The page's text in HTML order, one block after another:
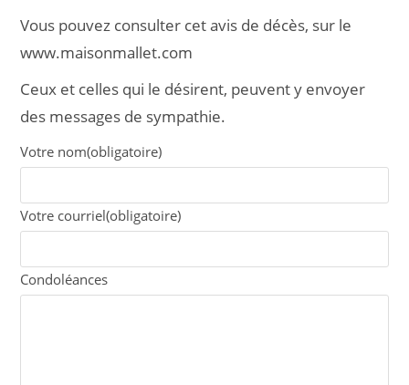
Vous pouvez consulter cet avis de décès, sur le
www.maisonmallet.com
Ceux et celles qui le désirent, peuvent y envoyer
des messages de sympathie.
Votre nom(obligatoire)
Votre courriel(obligatoire)
Condoléances